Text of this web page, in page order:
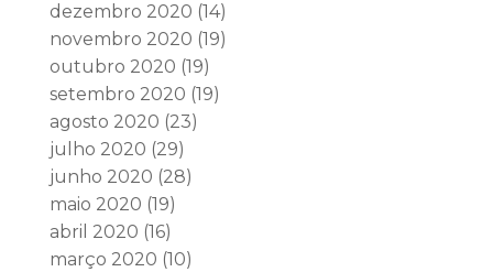
dezembro 2020 (14)
novembro 2020 (19)
outubro 2020 (19)
setembro 2020 (19)
agosto 2020 (23)
julho 2020 (29)
junho 2020 (28)
maio 2020 (19)
abril 2020 (16)
março 2020 (10)